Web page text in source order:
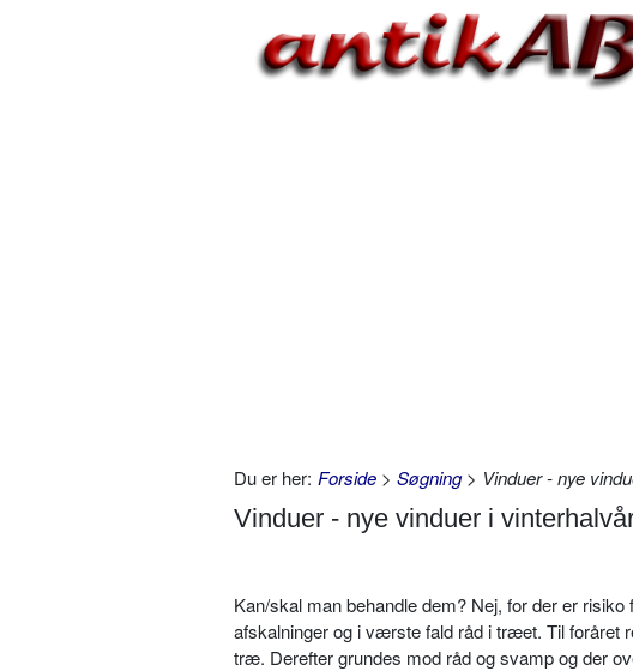
Du er her: Forside > Søgning> Vinduer - nye
Vinduer - nye vinduer i
Kan/skal man behandle dem? Nej, for der er
afskalninger og i værste fald råd i træet. Til
træ. Derefter grundes mod råd og svamp og der